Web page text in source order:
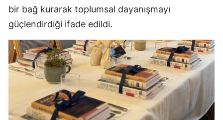
bir bağ kurarak toplumsal dayanışmayı
güçlendirdiği ifade edildi.